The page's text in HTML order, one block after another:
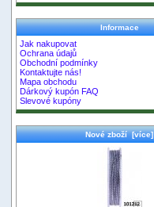
Informace
Jak nakupovat
Ochrana údajů
Obchodní podmínky
Kontaktujte nás!
Mapa obchodu
Dárkový kupón FAQ
Slevové kupóny
Nové zboží [více]